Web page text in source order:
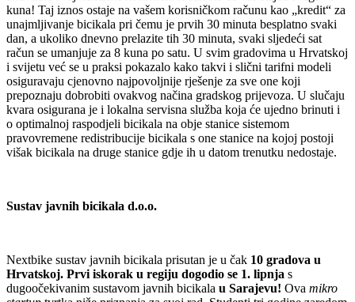
kuna! Taj iznos ostaje na vašem korisničkom računu kao „kredit“ za
unajmljivanje bicikala pri čemu je prvih 30 minuta besplatno svaki
dan, a ukoliko dnevno prelazite tih 30 minuta, svaki sljedeći sat
račun se umanjuje za 8 kuna po satu. U svim gradovima u Hrvatskoj
i svijetu već se u praksi pokazalo kako takvi i slični tarifni modeli
osiguravaju cjenovno najpovoljnije rješenje za sve one koji
prepoznaju dobrobiti ovakvog načina gradskog prijevoza. U slučaju
kvara osigurana je i lokalna servisna služba koja će ujedno brinuti i
o optimalnoj raspodjeli bicikala na obje stanice sistemom
pravovremene redistribucije bicikala s one stanice na kojoj postoji
višak bicikala na druge stanice gdje ih u datom trenutku nedostaje.
Sustav javnih bicikala d.o.o.
Nextbike sustav javnih bicikala prisutan je u čak 10 gradova u
Hrvatskoj. Prvi iskorak u regiju dogodio se 1. lipnja s
dugoočekivanim sustavom javnih bicikala u Sarajevu! Ova mikro